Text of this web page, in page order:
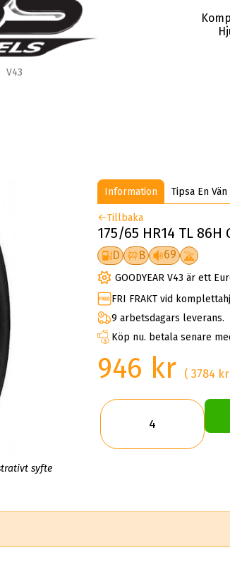
V43
syfte
Information Tipsa En Vän
Tillbaka
175/65 HR14 TL 86H
D B 69
GOODYEAR V43 är ett
FRI FRAKT vid
9 arbetsdagars leverans.
Köp nu. betala senare
946 kr ( 3784